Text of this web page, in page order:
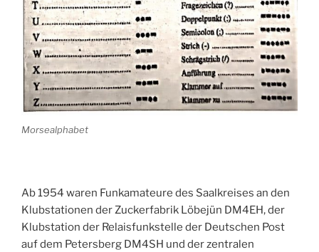
Morsealphabet
Ab 1954 waren Funkamateure des Saalkreises an den
Klubstationen der Zuckerfabrik Löbejün DM4EH, der
Klubstation der Relaisfunkstelle der Deutschen Post
auf dem Petersberg DM4SH und der zentralen